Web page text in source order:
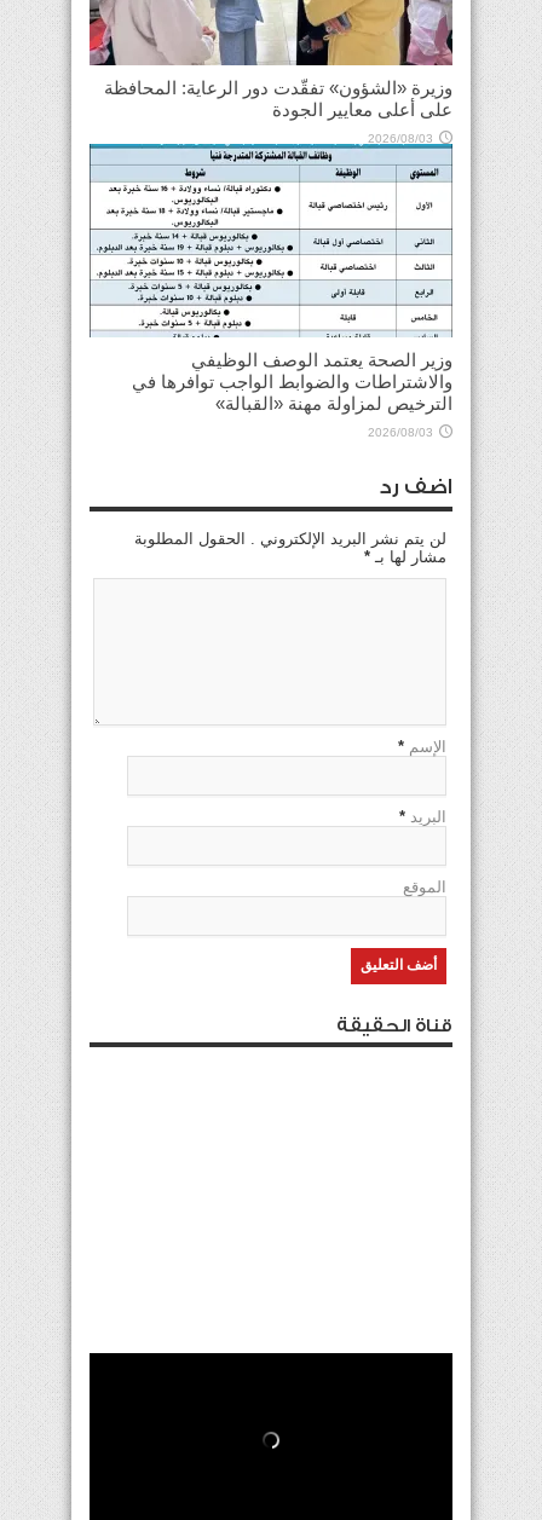
وزيرة «الشؤون» تفقّدت دور الرعاية: المحافظة
على أعلى معايير الجودة
2026/08/03
وزير الصحة يعتمد الوصف الوظيفي
والاشتراطات والضوابط الواجب توافرها في
الترخيص لمزاولة مهنة «القبالة»
2026/08/03
اضف رد
لن يتم نشر البريد الإلكتروني . الحقول المطلوبة
مشار لها بـ *
الإسم *
البريد *
الموقع
قناة الحقيقة